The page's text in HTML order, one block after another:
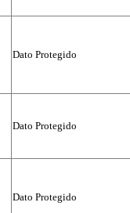
Dato Protegido
Dato Protegido
Dato Protegido